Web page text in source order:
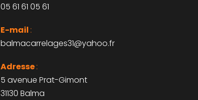
05 61 61 05 61
E-mail :
balmacarrelages31@yahoo.fr
Adresse :
5 avenue Prat-Gimont
31130 Balma